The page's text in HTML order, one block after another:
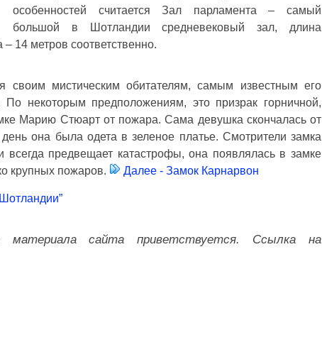
особенностей считается Зал парламента – самый
большой в Шотландии средневековый зал, длина
14 метров соответственно.
своим мистическим обитателям, самым известным его
некоторым предположениям, это призрак горничной,
Марию Стюарт от пожара. Сама девушка скончалась от
она была одета в зеленое платье. Смотрители замка
всегда предвещает катастрофы, она появлялась в замке
крупных пожаров.
Далее - Замок Карнарвон
материала сайта приветствуется. Ссылка на